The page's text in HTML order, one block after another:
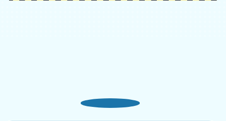
た、などの原因が考えられます。